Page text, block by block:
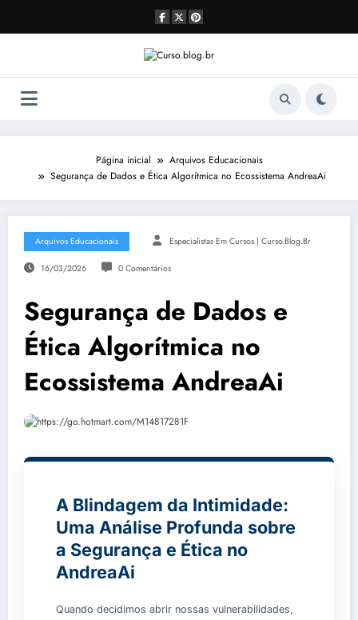
o
Página inicial
Arquivos Educacionais
Segurança de Dados e Ética Algorítmica no Ecossistema AndreaAi
Arquivos Educacionais Especialistas Em Cursos | Curso.blog.br
16/03/2026 0 Comentários
Segurança de Dados e
Ética Algorítmica no
Ecossistema AndreaAi
A Blindagem da Intimidade:
Uma Análise Profunda sobre
a Segurança e Ética no
AndreaAi
Quando decidimos abrir nossas vulnerabilidades,